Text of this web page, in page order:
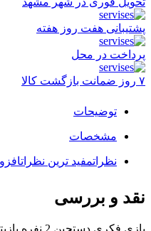
پشتیبانی هفت روز هفته
پرداخت در محل
۷ روز ضمانت بازگشت کالا
توضیحات
مشخصات
نظراتمفید ترین نظرات
نقد و بررسی
بازی فکری دستچین 2 نفره بازیتا 48